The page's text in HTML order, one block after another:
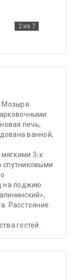
2из 7
печь,
ванной,
3-х
на лоджию.
Расстояние
гостей.